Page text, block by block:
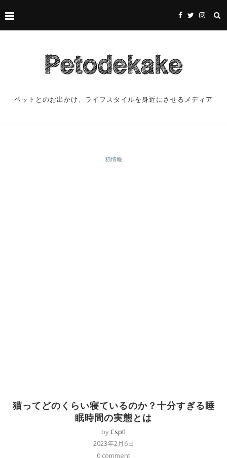
ペットとのお出かけ、ライフスタイルを身近にさせるメディア
猫情報
猫ってどのくらい寝ているのか？十分すぎる睡
眠時間の実態とは
byCsptl
2023年2月6日
0 comment